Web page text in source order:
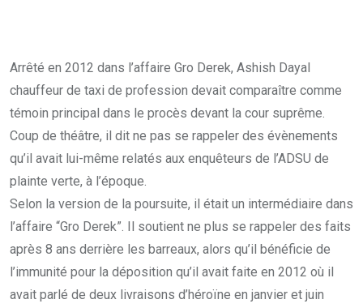
Arrêté en 2012 dans l’affaire Gro Derek, Ashish Dayal
chauffeur de taxi de profession devait comparaître comme
témoin principal dans le procès devant la cour suprême.
Coup de théâtre, il dit ne pas se rappeler des évènements
qu’il avait lui-même relatés aux enquêteurs de l’ADSU de
plainte verte, à l’époque.
Selon la version de la poursuite, il était un intermédiaire dans
l’affaire “Gro Derek”. Il soutient ne plus se rappeler des faits
après 8 ans derrière les barreaux, alors qu’il bénéficie de
l’immunité pour la déposition qu’il avait faite en 2012 où il
avait parlé de deux livraisons d’héroïne en janvier et juin